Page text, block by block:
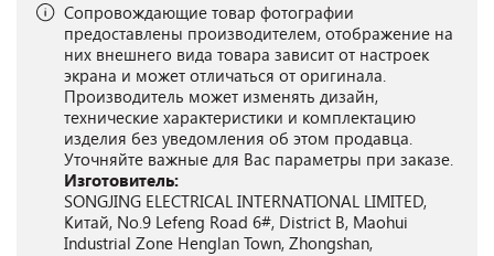
Сопровождающие товар фотографии
предоставлены производителем, отображение на
них внешнего вида товара зависит от настроек
экрана и может отличаться от оригинала.
Производитель может изменять дизайн,
технические характеристики и комплектацию
изделия без уведомления об этом продавца.
Уточняйте важные для Вас параметры при заказе.
Изготовитель:
SONGJING ELECTRICAL INTERNATIONAL LIMITED,
Китай, No.9 Lefeng Road 6#, District B, Maohui
Industrial Zone Henglan Town, Zhongshan,